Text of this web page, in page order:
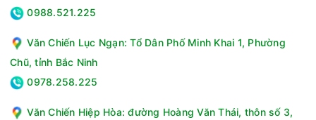
dáng sang trọng, máy có khối lượng sấy 10.5 kg phù hợp cho
0988.521.225
Văn Chiến Lục Ngạn: Tổ Dân Phố Minh Khai 1, Phường
Chũ, tỉnh Bắc Ninh
0978.258.225
Văn Chiến Hiệp Hòa: đường Hoàng Văn Thái, thôn số 3,